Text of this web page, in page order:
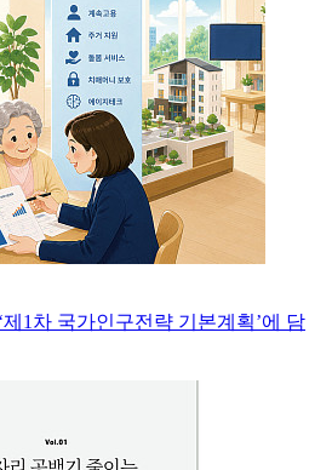
제1차 국가인구전략 기본계획’에 담